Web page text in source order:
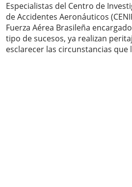
Especialistas del Centro de
de Accidentes Aeronáuticos
Fuerza Aérea Brasileña
tipo de sucesos, ya realizan
esclarecer las circunstancias que